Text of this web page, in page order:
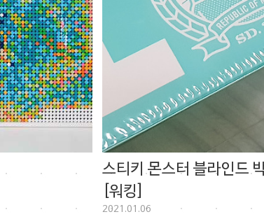
스티키 몬스터 블라인드
[워킹]
2021.01.06